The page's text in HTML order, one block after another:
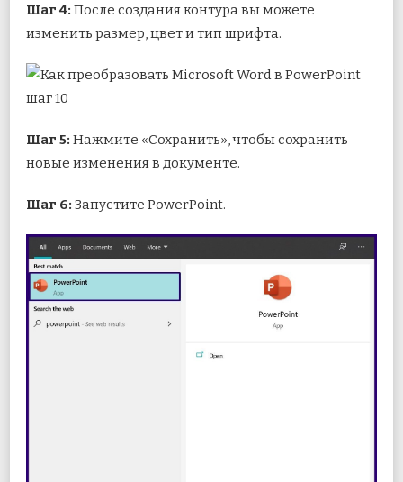
Шаг 4: После создания контура вы можете
изменить размер, цвет и тип шрифта.
Шаг 5: Нажмите «Сохранить», чтобы сохранить
новые изменения в документе.
Шаг 6: Запустите PowerPoint.